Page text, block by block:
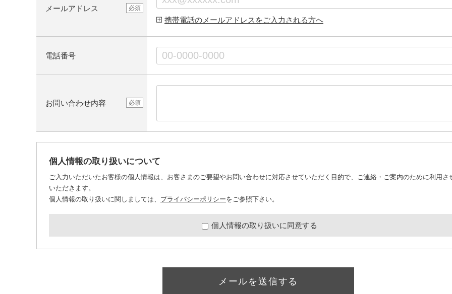
メールアドレス 必須
携帯電話のメールアドレスをご入力される方へ
電話番号
お問い合わせ内容 必須
個人情報の取り扱いについて
ご入力いただいたお客様の個人情報は、お客さまのご要望やお問い合わせに対応させていただく目的で、ご連絡・ご案内のために利用さ
いただきます。
個人情報の取り扱いに関しましては、 プライバシーポリシーをご参照下さい。
個人情報の取り扱いに同意する
メールを送信する